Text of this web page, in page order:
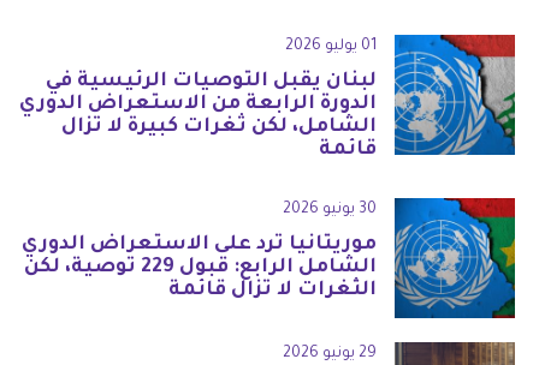
01 يوليو 2026
لبنان يقبل التوصيات الرئيسية في
الدورة الرابعة من الاستعراض الدوري
الشامل، لكن ثغرات كبيرة لا تزال
قائمة
30 يونيو 2026
موريتانيا ترد على الاستعراض الدوري
الشامل الرابع: قبول 229 توصية، لكن
الثغرات لا تزال قائمة
29 يونيو 2026